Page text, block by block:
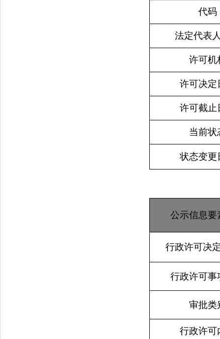
代码
法定代表
许可机
许可决定
许可截止
当前状
状态变更
公示信息要
行政许可决
行政许可事
审批类
行政许可